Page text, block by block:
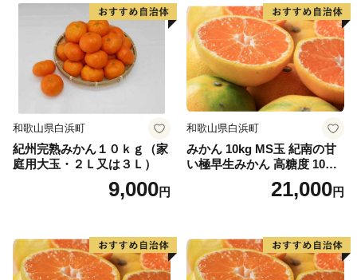
和歌山県白浜町
紀州完熟みかん１０ｋｇ（家
庭用大玉・２Ｌ又は３Ｌ）
9,000円
和歌山県白浜町
みかん 10kg MS玉 紀南の甘
い極早生みかん 高糖度 10月
以降発送 マルチ被覆栽培
21,000円